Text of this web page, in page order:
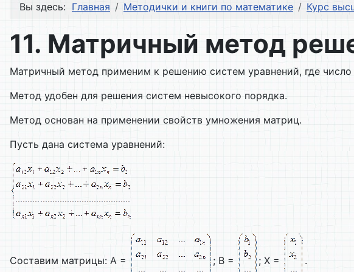
Вы здесь: Главная Методички и книги по математике Курс
11. Матричный метод
Матричный метод применим к решению систем уравнений, где число
Метод удобен для решения систем невысокого порядка.
Метод основан на применении свойств умножения матриц.
Пусть дана система уравнений:
Составим матрицы: A = ; B = ; X = .